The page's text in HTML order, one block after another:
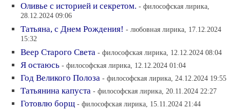
Оливье с историей и секретом. - философская лирика,
28.12.2024 09:06
Татьяна, с Днем Рождения! - любовная лирика, 17.12.2024
15:32
Веер Старого Света - философская лирика, 12.12.2024 08:04
Я остаюсь - философская лирика, 12.12.2024 01:04
Год Великого Полоза - философская лирика, 24.12.2024 19:55
Татьянина капуста - философская лирика, 20.11.2024 22:27
Готовлю борщ - философская лирика, 15.11.2024 21:44